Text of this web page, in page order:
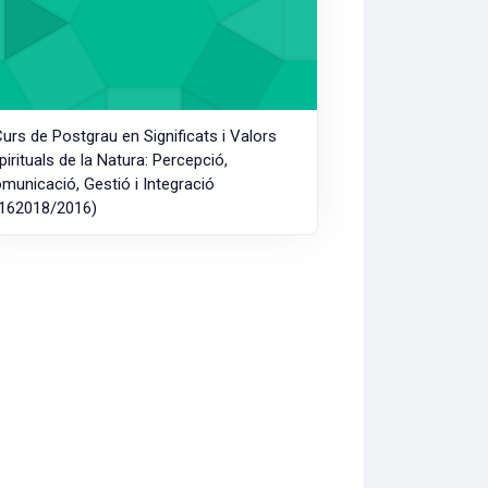
de Postgrau en Significats i Valors
de la Natura: Percepció,
Gestió i Integració
2016)
(ON LINE) (C164112/2016)